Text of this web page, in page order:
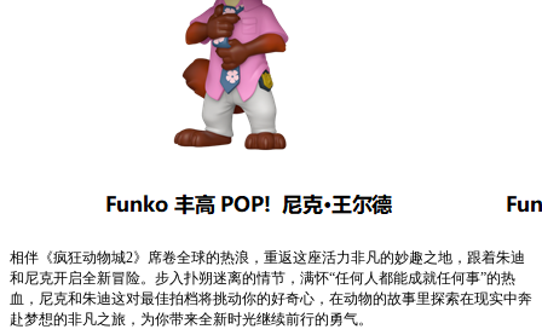
相伴《疯狂动物城2》席卷全球的热浪，重返这座活力非凡的妙趣之地，跟着朱迪
和尼克开启全新冒险。步入扑朔迷离的情节，满怀“任何人都能成就任何事”的热
血，尼克和朱迪这对最佳拍档将挑动你的好奇心，在动物的故事里探索在现实中奔
赴梦想的非凡之旅，为你带来全新时光继续前行的勇气。